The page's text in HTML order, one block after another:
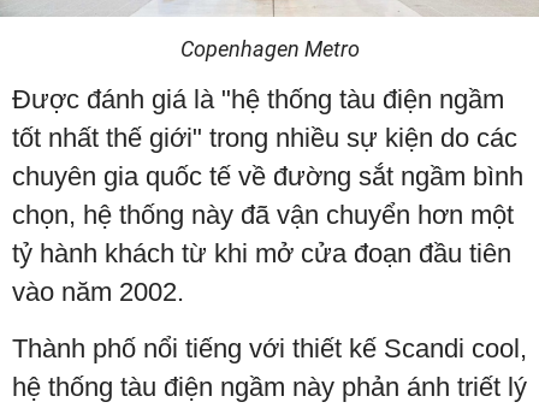
Copenhagen Metro
Được đánh giá là "hệ thống tàu điện ngầm
tốt nhất thế giới" trong nhiều sự kiện do các
chuyên gia quốc tế về đường sắt ngầm bình
chọn, hệ thống này đã vận chuyển hơn một
tỷ hành khách từ khi mở cửa đoạn đầu tiên
vào năm 2002.
Thành phố nổi tiếng với thiết kế Scandi cool,
hệ thống tàu điện ngầm này phản ánh triết lý